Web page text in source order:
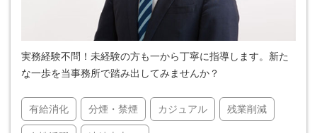
実務経験不問！未経験の方も一から丁寧に指導します。新た
な一歩を当事務所で踏み出してみませんか？
有給消化 分煙・禁煙 カジュアル 残業削減